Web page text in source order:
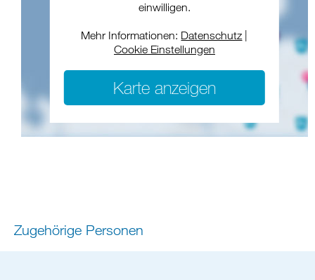
einwilligen.
Mehr Informationen: Datenschutz
Cookie Einstellungen
Karte anzeigen
Zugehörige Personen